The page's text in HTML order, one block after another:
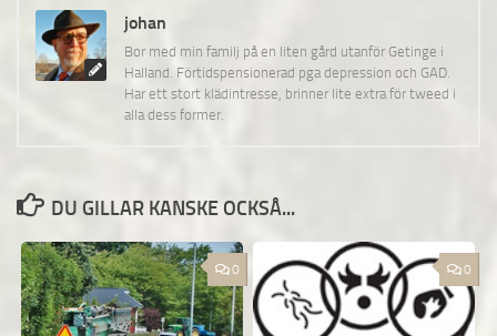
johan
Bor med min familj på en liten gård utanför Getinge i
Halland. Förtidspensionerad pga depression och GAD.
Har ett stort klädintresse, brinner lite extra för tweed i
alla dess former.
DU GILLAR KANSKE OCKSÅ...
0 0